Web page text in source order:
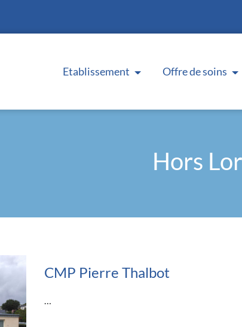
Etablissement Offre de soins
Hors
CMP Pierre Thalbot
…